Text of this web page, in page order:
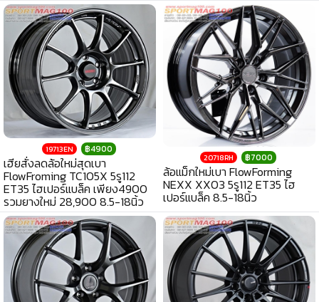
19713EN ฿4900
เฮียสั่งลดล้อใหม่สุดเบา
FlowFroming TC105X 5รู112
ET35 ไฮเปอร์แบล็ค เพียง4900
รวมยางใหม่ 28,900 8.5-18นิ้ว
20718RH ฿7000
ล้อแม็กใหม่เบา FlowForming
NEXX XX03 5รู112 ET35 ไฮ
เปอร์แบล็ค 8.5-18นิ้ว